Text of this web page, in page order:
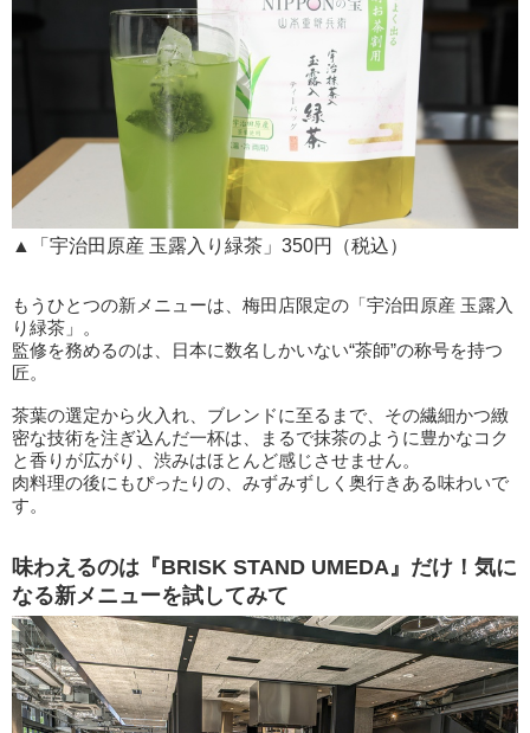
▲「宇治田原産 玉露入り緑茶」350円（税込）
もうひとつの新メニューは、梅田店限定の「宇治田原産 玉露入
り緑茶」。
監修を務めるのは、日本に数名しかいない“茶師”の称号を持つ
匠。
茶葉の選定から火入れ、ブレンドに至るまで、その繊細かつ緻
密な技術を注ぎ込んだ一杯は、まるで抹茶のように豊かなコク
と香りが広がり、渋みはほとんど感じさせません。
肉料理の後にもぴったりの、みずみずしく奥行きある味わいで
す。
味わえるのは『BRISK STAND UMEDA』だけ！気に
なる新メニューを試してみて